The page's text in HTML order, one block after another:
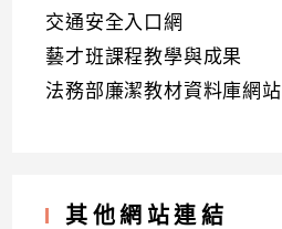
交通安全入口網
藝才班課程教學與成果
法務部廉潔教材資料庫網站
其他網站連結